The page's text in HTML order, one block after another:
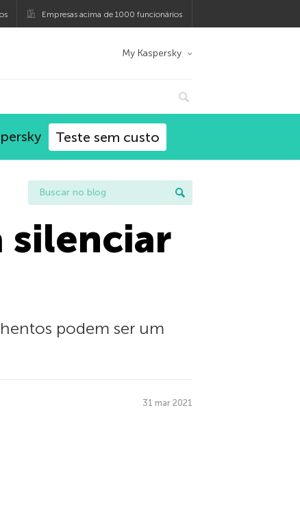
Empresas acima de 1000 funcionários
My Kaspersky
Teste sem custo
silenciar
podem ser um
31 mar 2021